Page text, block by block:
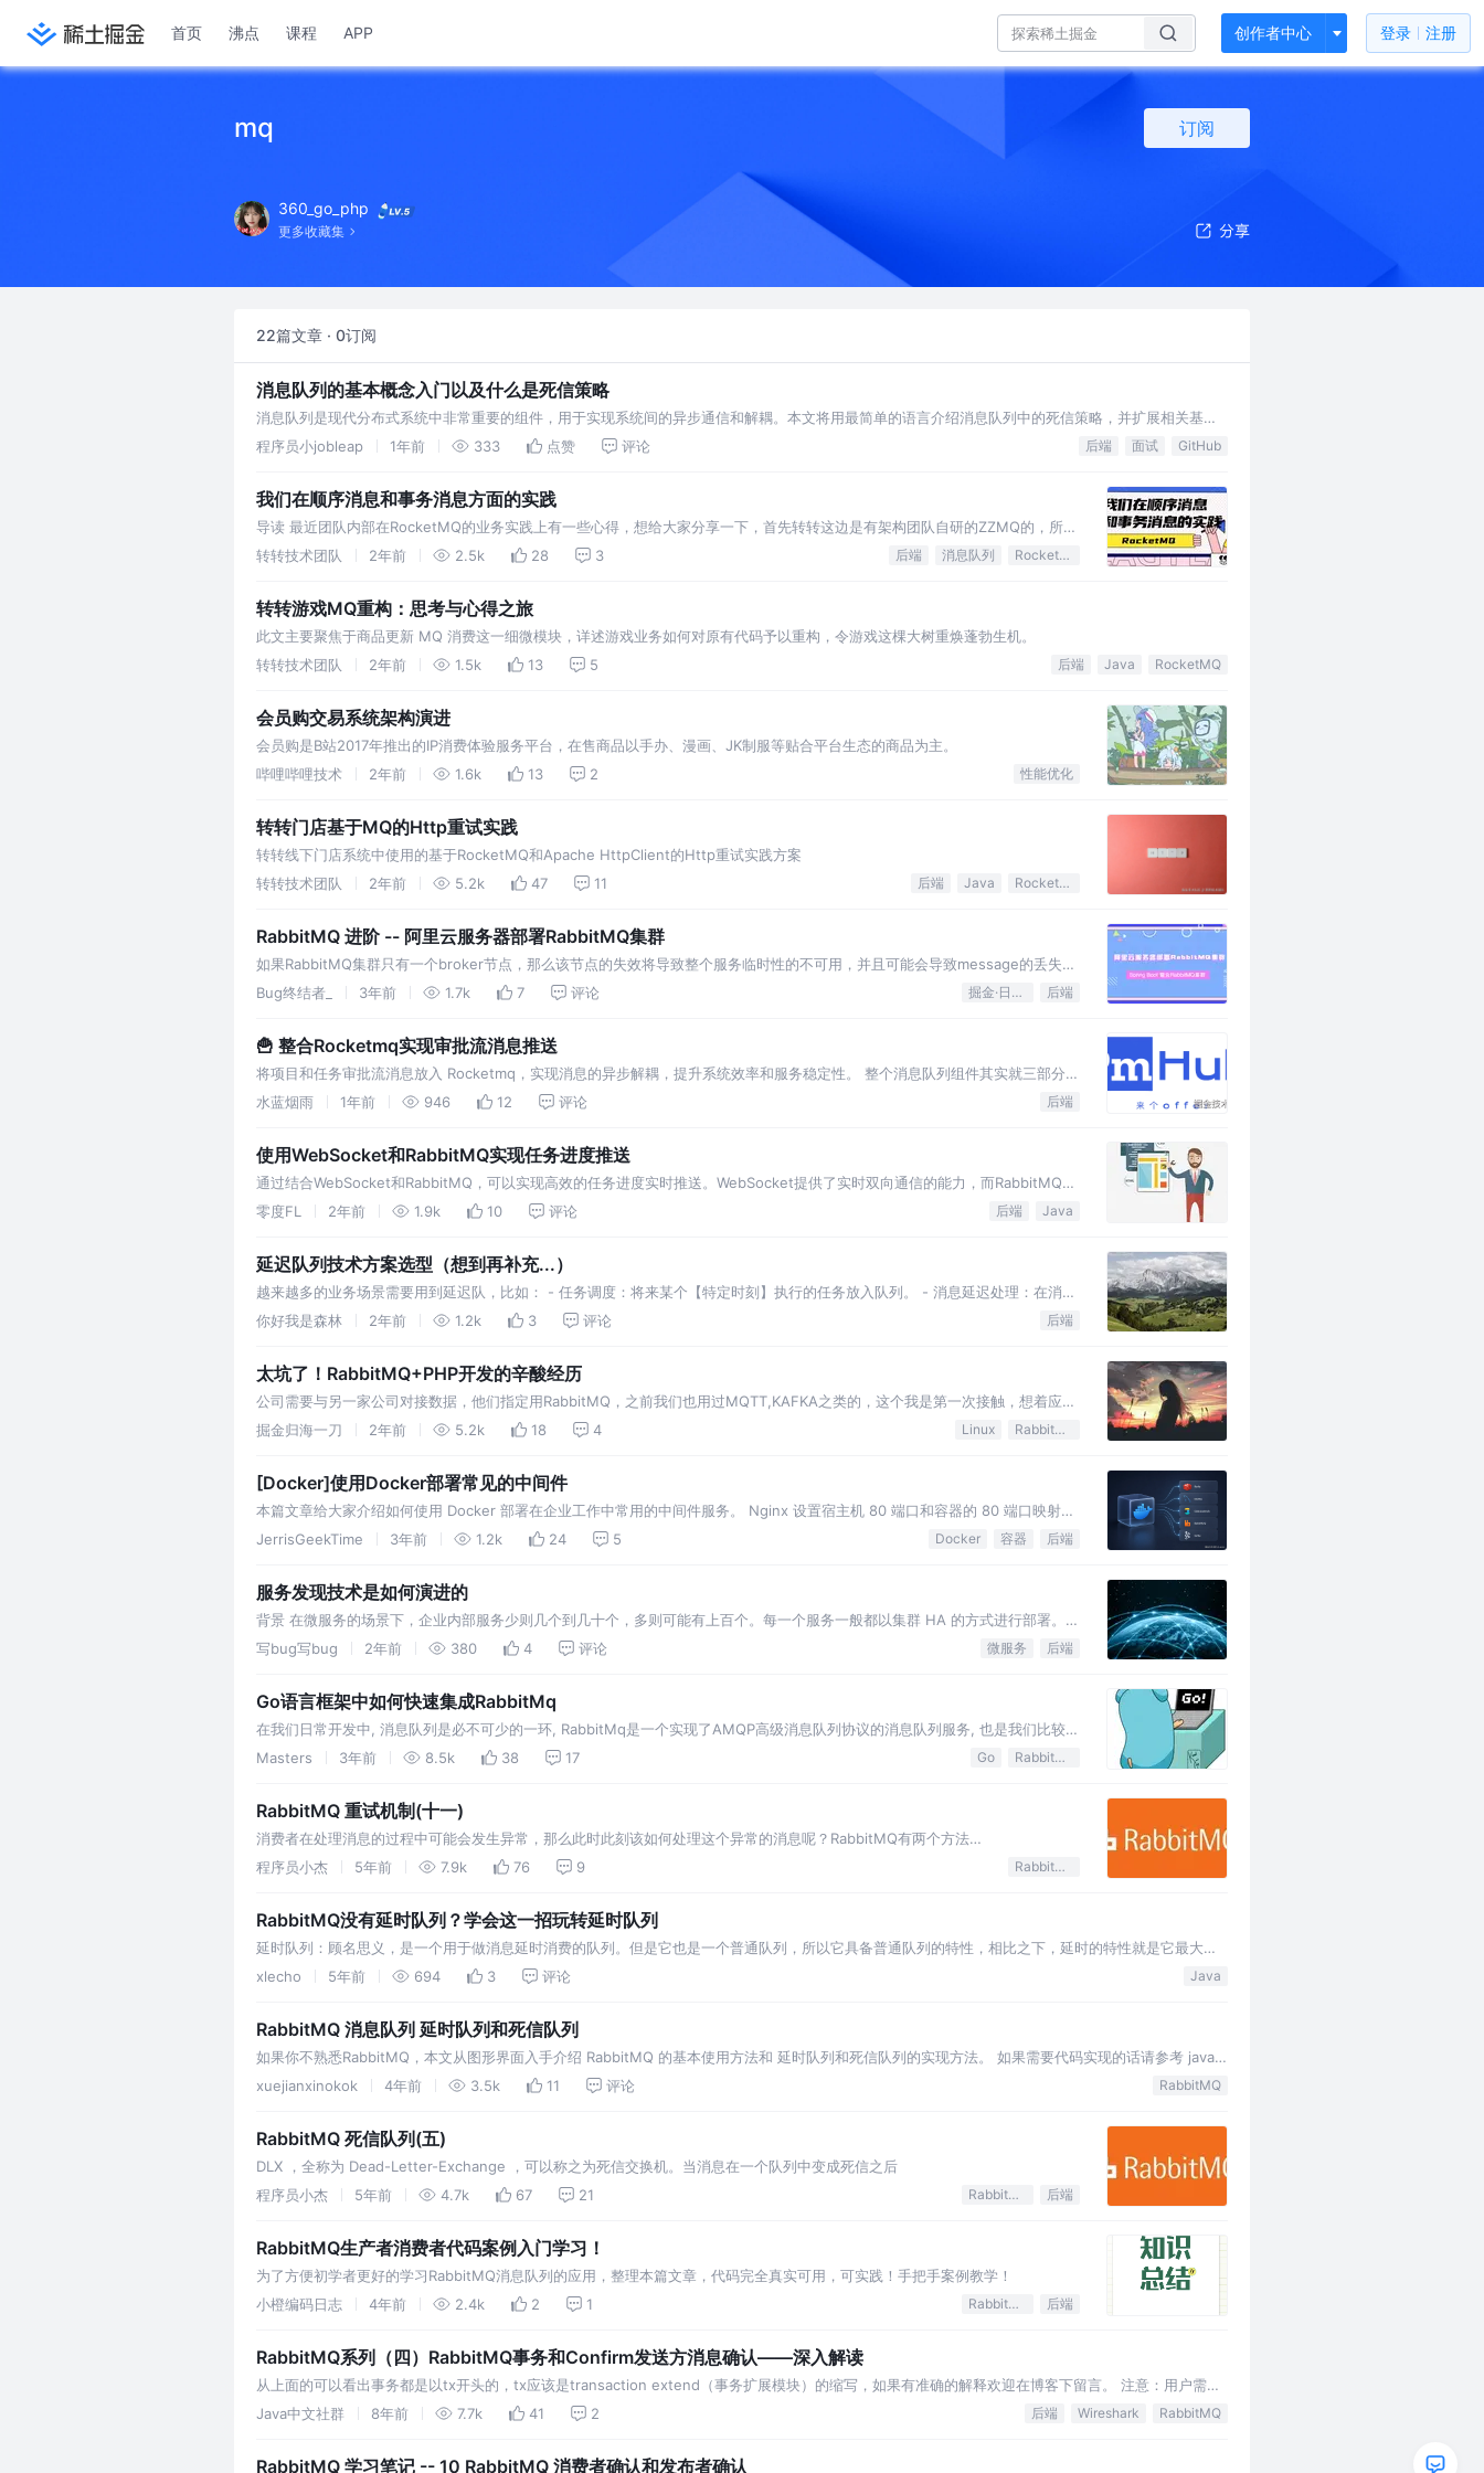
首页 沸点 课程 APP 创作者中心 登录 注册
mq 订阅
360_go_php
更多收藏集
22篇文章 · 0订阅
消息队列的基本概念入门以及什么是死信策略
消息队列是现代分布式系统中非常重要的组件，用于实现系统间的异步通信和解耦。本文将用最简单的语言介绍消息队列中的死信策略，并扩展相关基础
知识，帮助大家快速理解和应用。文中还附带了示例代码，方便中国开发者
程序员小jobleap 1年前 333 点赞 评论 后端 面试 GitHub
我们在顺序消息和事务消息方面的实践
导读 最近团队内部在RocketMQ的业务实践上有一些心得，想给大家分享一下，首先转转这边是有架构团队自研的ZZMQ的，所以
我们自然而然的用的ZZMQ，考虑到受众人群，开篇会先讲开源版本的一些基础知识
转转技术团队 2年前 2.5k 28 3 后端 消息队列 RocketMQ
转转游戏MQ重构：思考与心得之旅
此文主要聚焦于商品更新 MQ 消费这一细微模块，详述游戏业务如何对原有代码予以重构，令游戏这棵大树重焕蓬勃生机。
转转技术团队
2年前 1.5k 13 5 后端 Java RocketMQ
会员购交易系统架构演进
会员购是B站2017年推出的IP消费体验服务平台，在售商品以手办、漫画、JK制服等贴合平台生态的商品为主。
哔哩哔哩技术
2年前 1.6k 13 2 性能优化
转转门店基于MQ的Http重试实践
转转线下门店系统中使用的基于RocketMQ和Apache HttpClient的Http重试实践方案
转转技术团队
2年前 5.2k 47 11 后端 Java RocketMQ
RabbitMQ 进阶 -- 阿里云服务器部署RabbitMQ集群
如果RabbitMQ集群只有一个broker节点，那么该节点的失效将导致整个服务临时性的不可用，并且可能会导致message的丢失
（尤其是在非持久化message存储于非持久化queue中的时候）。可
Bug终结者_ 3年前 1.7k 7 评论 掘金·日新计划 后端
🍟 整合Rocketmq实现审批流消息推送
将项目和任务审批流消息放入 Rocketmq，实现消息的异步解耦，提升系统效率和服务稳定性。 整个消息队列组件其实就三部分：
生产者：生产消息的一方，例子中的顾客就是生产者 消息队列
水蓝烟雨 1年前 946 12 评论 后端
使用WebSocket和RabbitMQ实现任务进度推送
通过结合WebSocket和RabbitMQ，可以实现高效的任务进度实时推送。WebSocket提供了实时双向通信的能力，而RabbitMQ则
确保了消息传递的可靠性和可扩展性。
零度FL 2年前 1.9k 10 评论 后端 Java
延迟队列技术方案选型（想到再补充...）
越来越多的业务场景需要用到延迟队，比如： - 任务调度：将来某个【特定时刻】执行的任务放入队列。 - 消息延迟处理：在消息
推送模块，将消息放入延迟队列，并在一段时间后进行重新处理。 -
你好我是森林 2年前 1.2k 3 评论 后端
太坑了！RabbitMQ+PHP开发的辛酸经历
公司需要与另一家公司对接数据，他们指定用RabbitMQ，之前我们也用过MQTT,KAFKA之类的，这个我是第一次接触，想着应该
跟kafka差不多，结果过程很不顺利，耽误了一些时间，记录下我的心酸历程
掘金归海一刀 2年前 5.2k 18 4 Linux RabbitMQ
[Docker]使用Docker部署常见的中间件
本篇文章给大家介绍如何使用 Docker 部署在企业工作中常用的中间件服务。 Nginx 设置宿主机 80 端口和容器的 80 端口映射，
以及数据卷目录挂载与容器的配置文件所在目录映射。一个是 Ngi
JerrisGeekTime 3年前 1.2k 24 5 Docker 容器 后端
服务发现技术是如何演进的
背景 在微服务的场景下，企业内部服务少则几个到几十个，多则可能有上百个。每一个服务一般都以集群 HA 的方式进行部署。这
时候自然会产生两个问题，一个是服务发现，也就是服务的消费方 consumer 如
写bug写bug 2年前 380 4 评论 微服务 后端
Go语言框架中如何快速集成RabbitMq
在我们日常开发中, 消息队列是必不可少的一环, RabbitMq是一个实现了AMQP高级消息队列协议的消息队列服务, 也是我们比较常
用的消息队列, 还可以实现延迟消费, 今天来说说怎么把它集成
Masters 3年前 8.5k 38 17 Go RabbitMQ
RabbitMQ 重试机制(十一)
消费者在处理消息的过程中可能会发生异常，那么此时此刻该如何处理这个异常的消息呢？RabbitMQ有两个方法
channel.basicNack 或 channel.basicReject能够让消息重新
程序员小杰 5年前 7.9k 76 9 RabbitMQ
RabbitMQ没有延时队列？学会这一招玩转延时队列
延时队列：顾名思义，是一个用于做消息延时消费的队列。但是它也是一个普通队列，所以它具备普通队列的特性，相比之下，延时的特性就是它最大的
特点。所谓的延时就是将我们需要的消息，延迟多久之后被消费。普通队列是即时消费的，延时队列是根据延时时间，多久之后才能消费的。 订单在十分
xlecho 5年前 694 3 评论 Java
RabbitMQ 消息队列 延时队列和死信队列
如果你不熟悉RabbitMQ，本文从图形界面入手介绍 RabbitMQ 的基本使用方法和 延时队列和死信队列的实现方法。 如果需要代码实现的话请参考 java
代码.
xuejianxinokok 4年前 3.5k 11 评论 RabbitMQ
RabbitMQ 死信队列(五)
DLX ，全称为 Dead-Letter-Exchange ，可以称之为死信交换机。当消息在一个队列中变成死信之后
程序员小杰
5年前 4.7k 67 21 RabbitMQ 后端
RabbitMQ生产者消费者代码案例入门学习！
为了方便初学者更好的学习RabbitMQ消息队列的应用，整理本篇文章，代码完全真实可用，可实践！手把手案例教学！
小橙编码日志
4年前 2.4k 2 1 RabbitMQ 后端
RabbitMQ系列（四）RabbitMQ事务和Confirm发送方消息确认——深入解读
从上面的可以看出事务都是以tx开头的，tx应该是transaction extend（事务扩展模块）的缩写，如果有准确的解释欢迎在博客下留言。 注意：用户需把
config.xx配置成自己Rabbit的信息。 从上面的代码我们可以看出，在发送消息之前的代码和之前介绍的都是一样的，…
Java中文社群 8年前 7.7k 41 2 后端 Wireshark RabbitMQ
RabbitMQ 学习笔记 -- 10 RabbitMQ 消费者确认和发布者确认